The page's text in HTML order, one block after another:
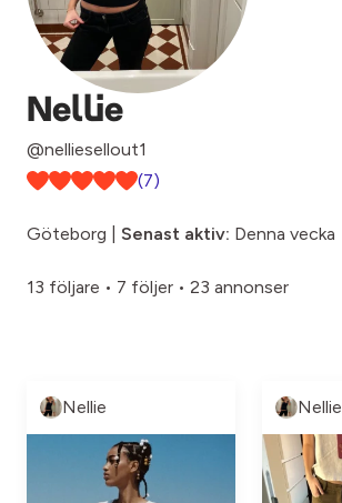
Nellie
@nelliesellout1
(7)
Göteborg | Senast aktiv: Denna vecka
13 följare • 7 följer • 23 annonser
Nellie Nellie